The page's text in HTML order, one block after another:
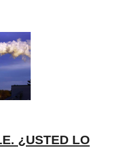
¿USTED LO